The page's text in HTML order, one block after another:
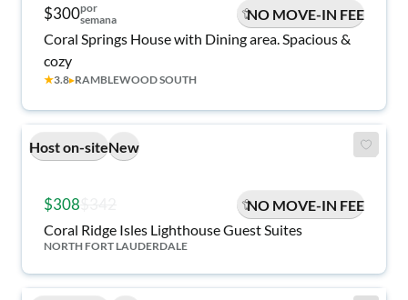
$300por
semana
NO MOVE-IN FEE
Coral Springs House with Dining area. Spacious &
cozy
★3.8▸RAMBLEWOOD SOUTH
Host on-siteNew
$308
NO MOVE-IN FEE
Coral Ridge Isles Lighthouse Guest Suites
NORTH FORT LAUDERDALE